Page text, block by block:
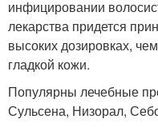
инфицировании
лекарства придется
высоких дозировках,
гладкой кожи.
Популярны лечебные
Сульсена, Низорал,